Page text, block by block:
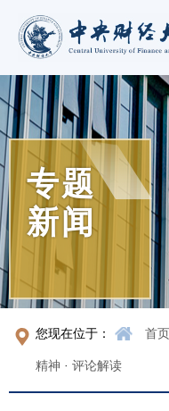
专题
新闻
您现在位于： 首页
精神 · 评论解读